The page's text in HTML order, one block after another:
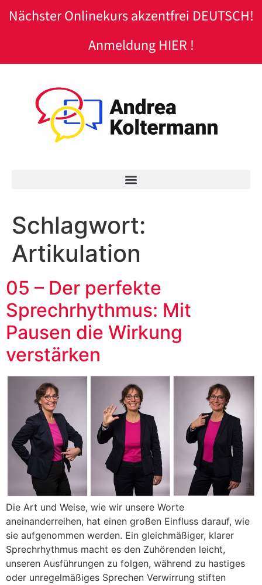
Nächster Onlinekurs akzentfrei DEUTSCH!
Anmeldung HIER !
Schlagwort:
Artikulation
05 – Der perfekte
Sprechrhythmus: Mit
Pausen die Wirkung
verstärken
Die Art und Weise, wie wir unsere Worte
aneinanderreihen, hat einen großen Einfluss darauf, wie
sie aufgenommen werden. Ein gleichmäßiger, klarer
Sprechrhythmus macht es den Zuhörenden leicht,
unseren Ausführungen zu folgen, während zu hastiges
oder unregelmäßiges Sprechen Verwirrung stiften